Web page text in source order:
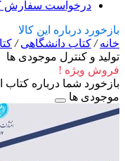
درخواست سفارش
بازخورد درباره این کالا
خانه/ کتاب دانشگاهی/
تولید و کنترل موجودی ها
فروش ویژه !
بازخورد شما درباره کتاب
موجودی ها